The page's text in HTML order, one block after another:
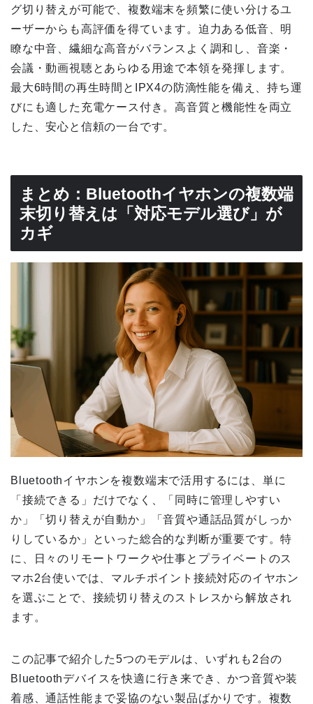
グ切り替えが可能で、複数端末を頻繁に使い分けるユ
ーザーからも高評価を得ています。迫力ある低音、明
瞭な中音、繊細な高音がバランスよく調和し、音楽・
会議・動画視聴とあらゆる用途で本領を発揮します。
最大6時間の再生時間とIPX4の防滴性能を備え、持ち運
びにも適した充電ケース付き。高音質と機能性を両立
した、安心と信頼の一台です。
まとめ：Bluetoothイヤホンの複数端
末切り替えは「対応モデル選び」が
カギ
Bluetoothイヤホンを複数端末で活用するには、単に
「接続できる」だけでなく、「同時に管理しやすい
か」「切り替えが自動か」「音質や通話品質がしっか
りしているか」といった総合的な判断が重要です。特
に、日々のリモートワークや仕事とプライベートのス
マホ2台使いでは、マルチポイント接続対応のイヤホン
を選ぶことで、接続切り替えのストレスから解放され
ます。
この記事で紹介した5つのモデルは、いずれも2台の
Bluetoothデバイスを快適に行き来でき、かつ音質や装
着感、通話性能まで妥協のない製品ばかりです。複数